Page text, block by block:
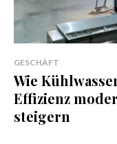
GESCHÄFT
Wie
Effizienz
steigern